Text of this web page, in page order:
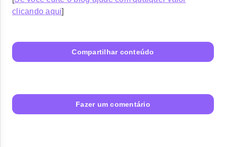
clicando aqui]
Compartilhar conteúdo
Fazer um comentário